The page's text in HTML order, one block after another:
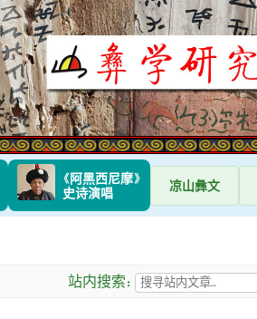
《阿黑西尼摩》
史诗演唱
凉山彝文
站内搜索：